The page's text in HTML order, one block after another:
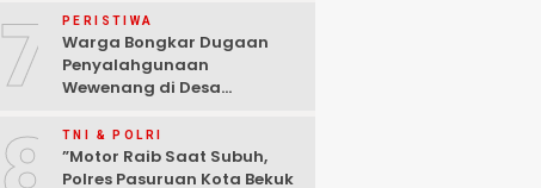
Anggaran
7 PERISTIWA
Warga Bongkar Dugaan
Penyalahgunaan
Wewenang di Desa
Mencuat
TNI & POLRI
‎”Motor Raib Saat Subuh,
Polres Pasuruan Kota Bekuk